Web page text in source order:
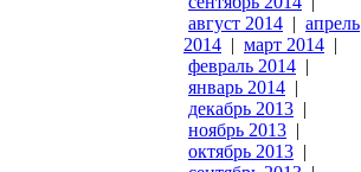
август 2014 | апрель
2014 | март 2014 |
февраль 2014 |
январь 2014 |
декабрь 2013 |
ноябрь 2013 |
октябрь 2013 |